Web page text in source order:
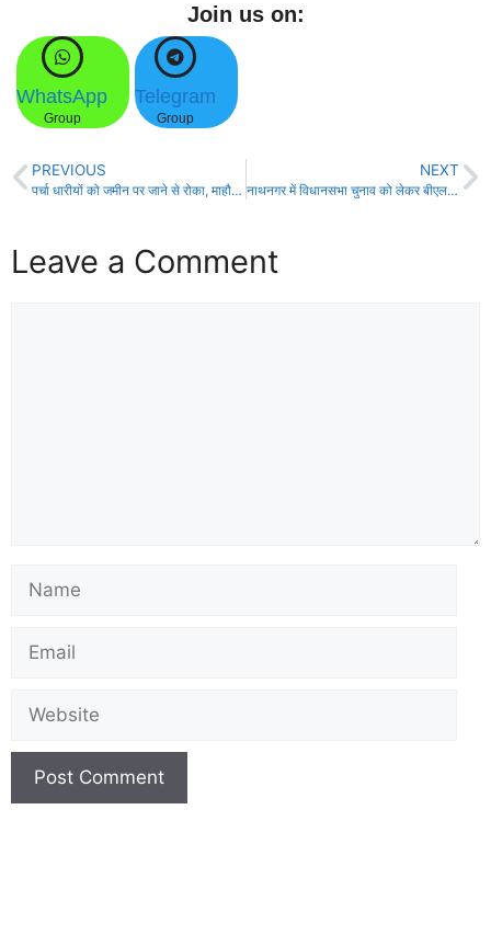
Join us on:
WhatsApp
Group
Telegram
Group
PREVIOUS
पर्चा धारीयों को जमीन पर जाने से रोका, माहौल तनावपूर्ण!
NEXT
नाथनगर में विधानसभा चुनाव को लेकर बीएलओ की बैठक, डीएम ने दिए सख्त निर्देश!
Leave a Comment